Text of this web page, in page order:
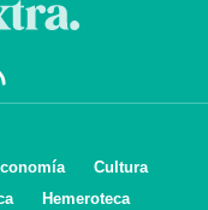
Cultura
Hemeroteca